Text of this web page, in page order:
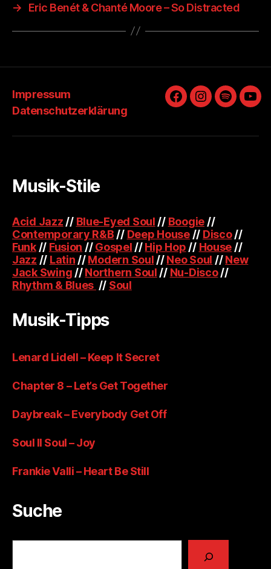
→
Eric Benét & Chanté Moore – So Distracted
Impressum
Datenschutzerklärung
FacebookInstagram
Spotify
Musik-Stile
Acid Jazz // Blue-Eyed Soul // Boogie //
Contemporary R&B // Deep House// Disco//
Funk// Fusion //Gospel //Hip Hop // House //
Jazz // Latin //Modern Soul //Neo Soul //New
Jack Swing //Northern Soul // Nu-Disco//
Rhythm & Blues // Soul
Musik-Tipps
Lenard Lidell – Keep It Secret
Chapter 8 – Let’s Get Together
Daybreak – Everybody Get Off
Soul II Soul – Joy
Frankie Valli – Heart Be Still
Suche